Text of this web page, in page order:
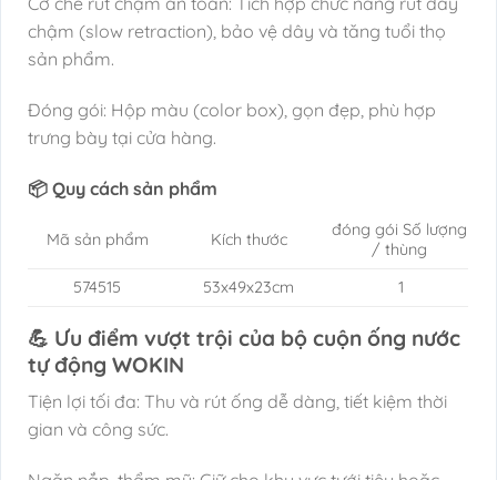
chậm (slow retraction), bảo vệ dây và tăng tuổi thọ
sản phẩm.
Đóng gói: Hộp màu (color box), gọn đẹp, phù hợp
trưng bày tại cửa hàng.
📦 Quy cách sản phẩm
Mã sản phẩm Kích thước
đóng gói Số lượng
/ thùng
574515
53x49x23cm 1
💪 Ưu điểm vượt trội của bộ cuộn ống nước
tự động WOKIN
Tiện lợi tối đa: Thu và rút ống dễ dàng, tiết kiệm thời
gian và công sức.